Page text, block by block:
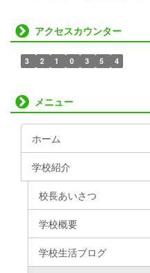
アクセスカウンター
3 2 1 0 3 5 4
メニュー
ホーム
学校紹介
校長あいさつ
学校概要
学校生活ブログ